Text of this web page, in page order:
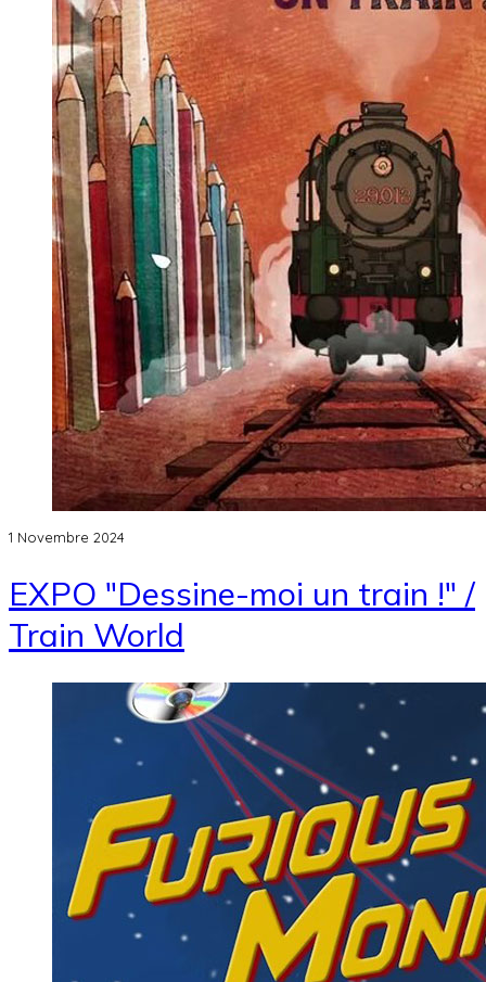
1 Novembre 2024
EXPO "Dessine-moi un train !" /
Train World